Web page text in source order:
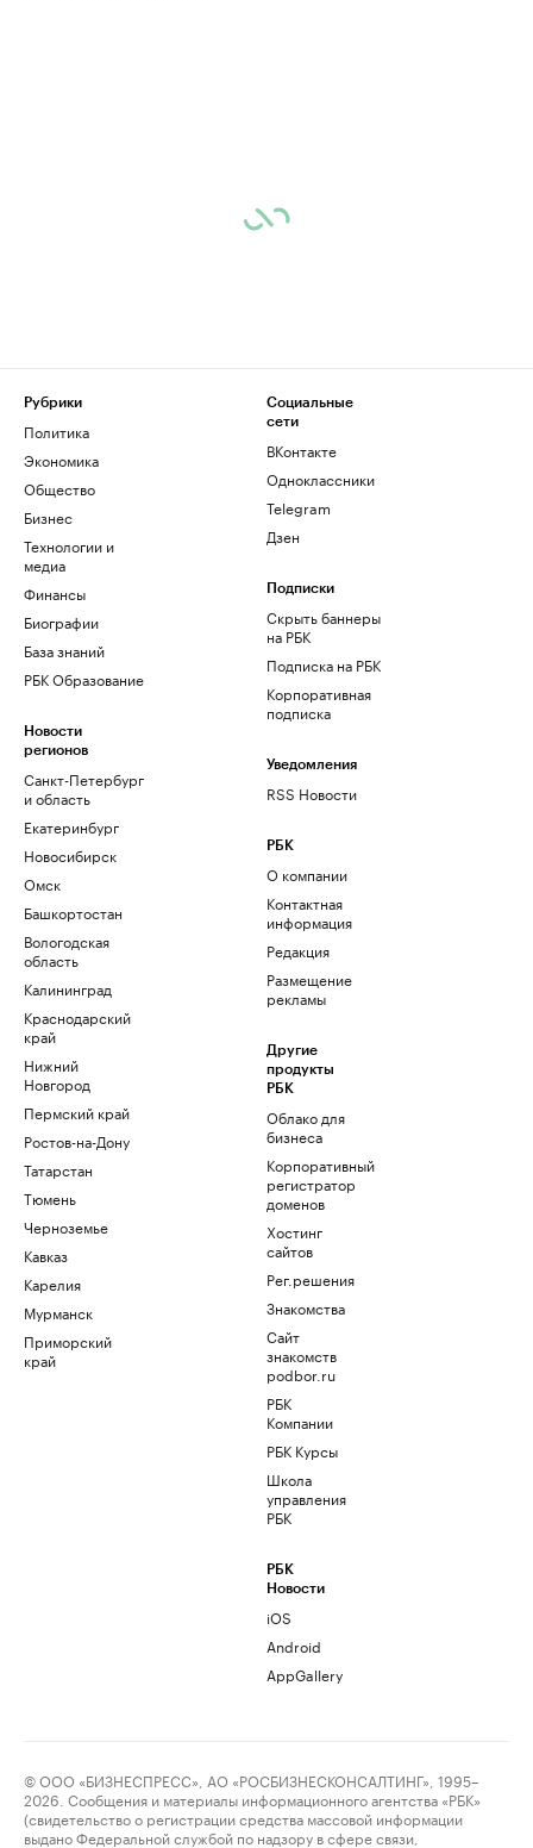
Рубрики
Политика
Экономика
Общество
Бизнес
Технологии и
медиа
Финансы
Биографии
База знаний
РБК Образование
Новости
регионов
Санкт-Петербург
и область
Екатеринбург
Новосибирск
Омск
Башкортостан
Вологодская
область
Калининград
Краснодарский
край
Нижний
Новгород
Пермский край
Ростов-на-Дону
Татарстан
Тюмень
Черноземье
Кавказ
Карелия
Мурманск
Приморский
край
Социальные
сети
ВКонтакте
Одноклассники
Telegram
Дзен
Подписки
Скрыть баннеры
на РБК
Подписка на РБК
Корпоративная
подписка
Уведомления
RSS Новости
РБК
О компании
Контактная
информация
Редакция
Размещение
рекламы
Другие
продукты
РБК
Облако для
бизнеса
Корпоративный
регистратор
доменов
Хостинг
сайтов
Рег.решения
Знакомства
Сайт
знакомств
podbor.ru
РБК
Компании
РБК Курсы
Школа
управления
РБК
РБК
Новости
iOS
Android
AppGallery
© ООО «БИЗНЕСПРЕСС», АО «РОСБИЗНЕСКОНСАЛТИНГ», 1995–
2026. Сообщения и материалы информационного агентства «РБК»
(свидетельство о регистрации средства массовой информации
выдано Федеральной службой по надзору в сфере связи,